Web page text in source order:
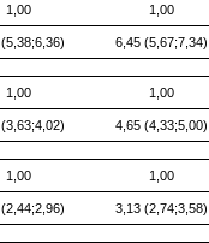
1,00 1,00
6,45 (5,67;7,34)
1,00 1,00
4,65 (4,33;5,00)
1,00 1,00
3,13 (2,74;3,58)